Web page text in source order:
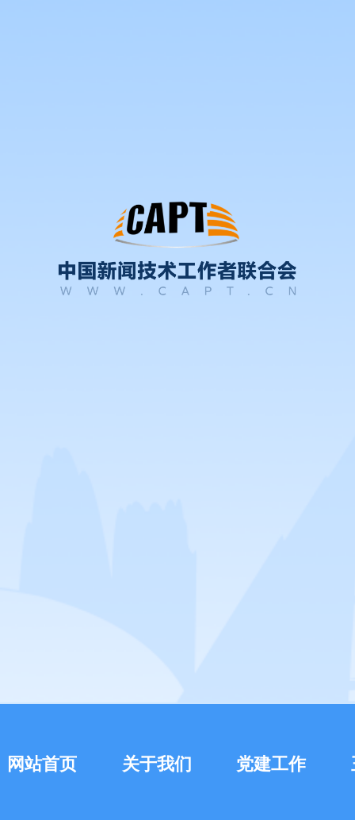
网站首页 关于我们 党建工作